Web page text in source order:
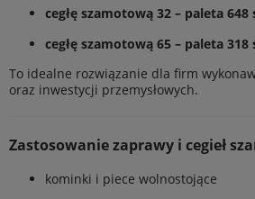
cegłę szamotową 32 – paleta 648
cegłę szamotową 65 – paleta 318
To idealne rozwiązanie dla firm
oraz inwestycji przemysłowych.
Zastosowanie zaprawy i cegieł
kominki i piece wolnostojące